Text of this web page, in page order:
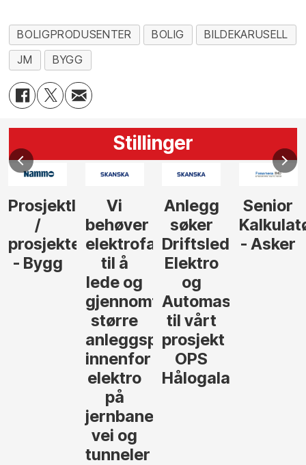
BOLIGPRODUSENTER BOLIG
BILDEKARUSELL
JM
BYGG
Stillinger
Prosjektleder
/
prosjekteringsleder
- Bygg
Vi
behøver
elektrofagfolk
til å
lede og
gjennomføre
større
anleggsprosjekter
innenfor
elektro
på
jernbane,
vei og
tunneler
Anlegg
søker
Driftsleder
Elektro
og
Automasjon
til vårt
prosjekt
OPS
Senior
- Asker